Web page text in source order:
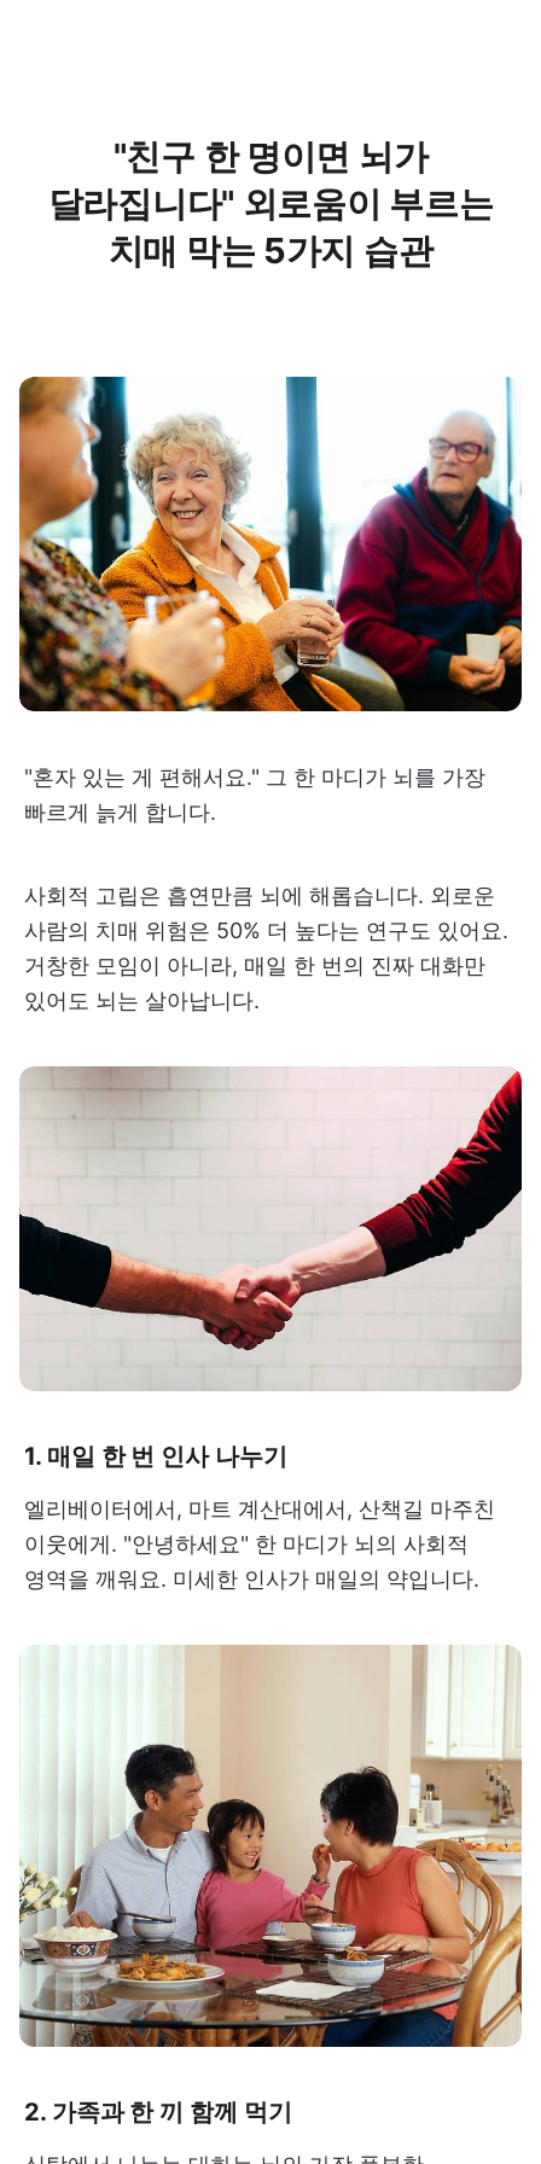
"친구 한 명이면 뇌가
달라집니다" 외로움이 부르는
치매 막는 5가지 습관
"혼자 있는 게 편해서요." 그 한 마디가 뇌를 가장
빠르게 늙게 합니다.
사회적 고립은 흡연만큼 뇌에 해롭습니다. 외로운
사람의 치매 위험은 50% 더 높다는 연구도 있어요.
거창한 모임이 아니라, 매일 한 번의 진짜 대화만
있어도 뇌는 살아납니다.
1. 매일 한 번 인사 나누기
엘리베이터에서, 마트 계산대에서, 산책길 마주친
이웃에게. "안녕하세요" 한 마디가 뇌의 사회적
영역을 깨워요. 미세한 인사가 매일의 약입니다.
2. 가족과 한 끼 함께 먹기